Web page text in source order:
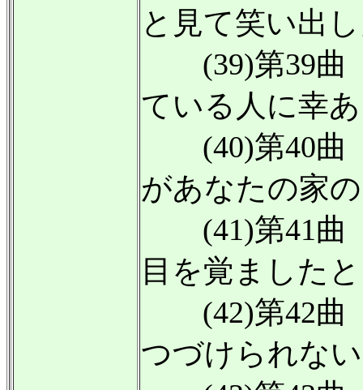
と見て笑い出
(39)第39曲
ている人に幸
(40)第40曲
があなたの家
(41)第41曲
目を覚ました
(42)第42曲
つづけられな